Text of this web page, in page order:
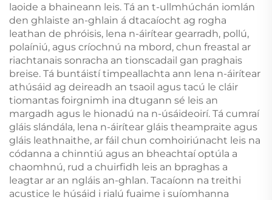
laoide a bhaineann leis. Tá an t-ullmhúchán iomlán
den ghlaiste an-ghlain á dtacaíocht ag rogha
leathan de phróisis, lena n-áirítear gearradh, pollú,
polaíniú, agus críochnú na mbord, chun freastal ar
riachtanais sonracha an tionscadail gan praghais
breise. Tá buntáistí timpeallachta ann lena n-áirítear
athúsáid ag deireadh an tsaoil agus tacú le cláir
tiomantas foirgnimh ina dtugann sé leis an
margadh agus le hionadú na n-úsáideoirí. Tá cumraí
gláis slándála, lena n-áirítear gláis theampraite agus
gláis leathnaithe, ar fáil chun comhoiriúnacht leis na
códanna a chinntiú agus an bheachtaí optúla a
chaomhnú, rud a chuirfidh leis an bpraghas a
leagtar ar an ngláis an-ghlan. Tacaíonn na treithi
acustice le húsáid i rialú fuaime i suíomhanna